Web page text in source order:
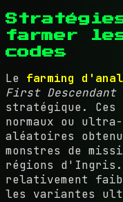
farmer
codes
Le farming
First Descendant
stratégique.
normaux ou
aléatoires
monstres de
régions
relativement
les variantes